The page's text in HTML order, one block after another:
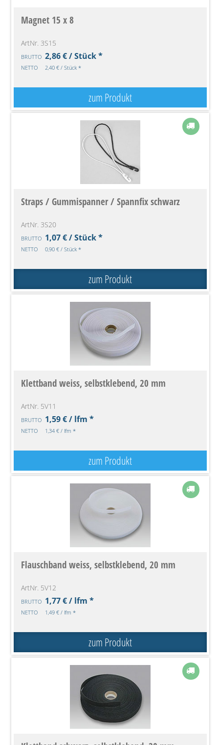
Magnet 15 x 8
ArtNr. 3S15
BRUTTO 2,86 € / Stück *
NETTO 2,40 € / Stück *
zum Produkt
Straps / Gummispanner / Spannfix schwarz
ArtNr. 3S20
BRUTTO 1,07 € / Stück *
NETTO 0,90 € / Stück *
zum Produkt
Klettband weiss, selbstklebend, 20 mm
ArtNr. 5V11
BRUTTO 1,59 € / lfm *
NETTO 1,34 € / lfm *
zum Produkt
Flauschband weiss, selbstklebend, 20 mm
ArtNr. 5V12
BRUTTO 1,77 € / lfm *
NETTO 1,49 € / lfm *
zum Produkt